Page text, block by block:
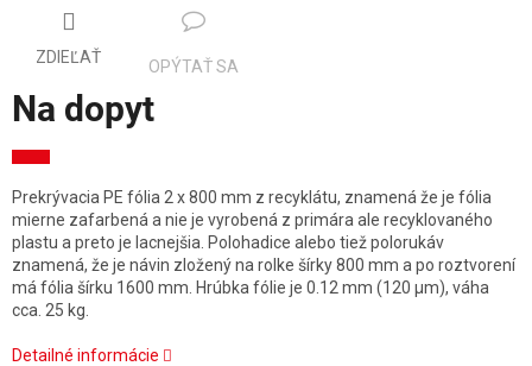
ZDIEĽAŤ
OPÝTAŤ SA
Na dopyt
Jednotková
Prekrývacia PE fólia 2 x 800 mm z recyklátu, znamená že je fólia
mierne zafarbená a nie je vyrobená z primára ale recyklovaného
plastu a preto je lacnejšia. Polohadice alebo tiež polorukáv
znamená, že je návin zložený na rolke šírky 800 mm a po roztvorení
má fólia šírku 1600 mm. Hrúbka fólie je 0.12 mm (120 µm), váha
cca. 25 kg.
Detailné informácie